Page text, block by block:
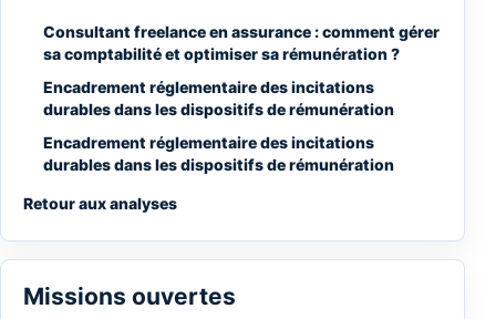
Consultant freelance en assurance : comment gérer
sa comptabilité et optimiser sa rémunération ?
Encadrement réglementaire des incitations
durables dans les dispositifs de rémunération
Encadrement réglementaire des incitations
durables dans les dispositifs de rémunération
Retour aux analyses
Missions ouvertes